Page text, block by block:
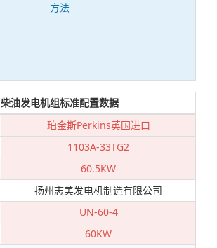
方法
柴油发电机组标准配置数据
珀金斯Perkins英国进口
1103A-33TG2
60.5KW
扬州志美发电机制造有限公司
UN-60-4
60KW